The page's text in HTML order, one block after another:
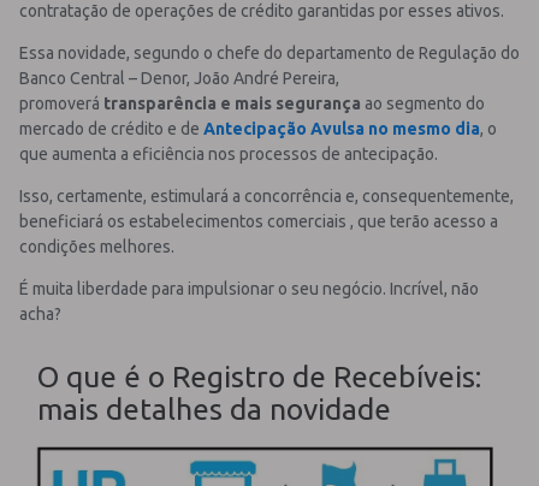
contratação de operações de crédito garantidas por esses ativos.
Essa novidade, segundo o chefe do departamento de Regulação do
Banco Central – Denor, João André Pereira,
promoverá transparência e mais segurança ao segmento do
mercado de crédito e de Antecipação Avulsa no mesmo dia, o
que aumenta a eficiência nos processos de antecipação.
Isso, certamente, estimulará a concorrência e, consequentemente,
beneficiará os estabelecimentos comerciais , que terão acesso a
condições melhores.
É muita liberdade para impulsionar o seu negócio. Incrível, não
acha?
O que é o Registro de Recebíveis:
mais detalhes da novidade